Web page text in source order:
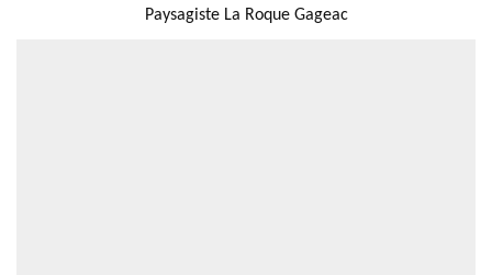
Paysagiste La Roque Gageac